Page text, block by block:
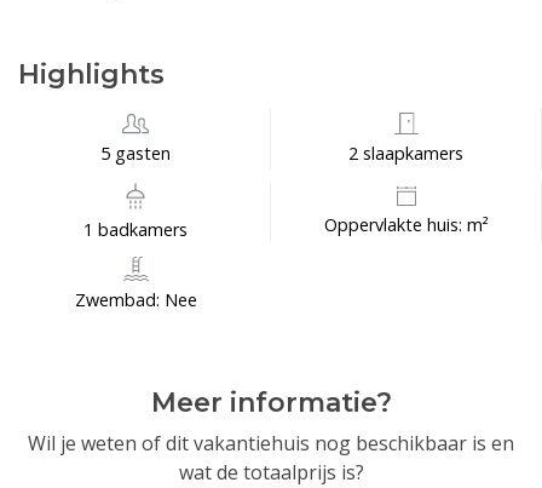
Highlights
5 gasten 2 slaapkamers
1 badkamers Oppervlakte huis: m²
Zwembad: Nee
Meer informatie?
Wil je weten of dit vakantiehuis nog beschikbaar is en
wat de totaalprijs is?